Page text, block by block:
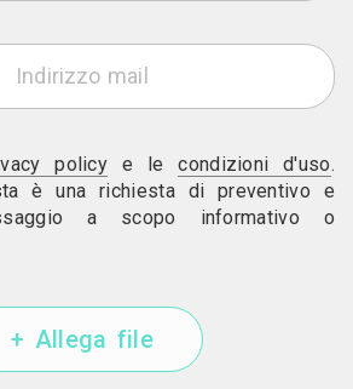
policy e lecondizioni d'uso.
è una richiesta di preventivo e
a scopo informativo o
+ Allega file